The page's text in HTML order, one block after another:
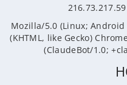
Mozilla/5.0 (Linux;
(KHTML, like Gecko)
ClaudeBot/1.0;